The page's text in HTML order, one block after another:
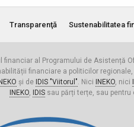
Transparenţă Sustenabilitatea
financiar al Programului de Asistență
financiare a politicilor
INEKO și de IDIS "Viitorul". Nici INEKO, nici
INEKO, IDISsau părți terțe, sau pentru